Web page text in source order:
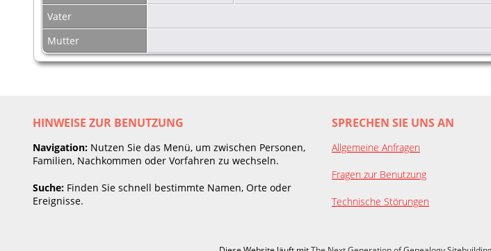
Vater
Mutter
HINWEISE ZUR BENUTZUNG
Navigation: Nutzen Sie das Menü, um zwischen Personen,
Familien, Nachkommen oder Vorfahren zu wechseln.
Suche: Finden Sie schnell bestimmte Namen, Orte oder
Ereignisse.
SPRECHEN SIE UNS AN
Allgemeine Anfragen
Fragen zur Benutzung
Technische Störungen